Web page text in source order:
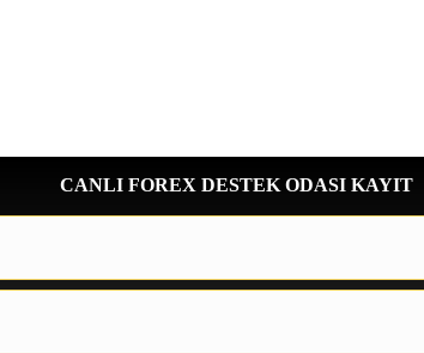
CANLI FOREX DESTEK ODASI KAYIT